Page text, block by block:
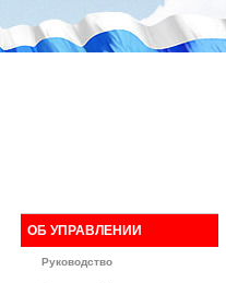
ОБ УПРАВЛЕНИИ
Руководство